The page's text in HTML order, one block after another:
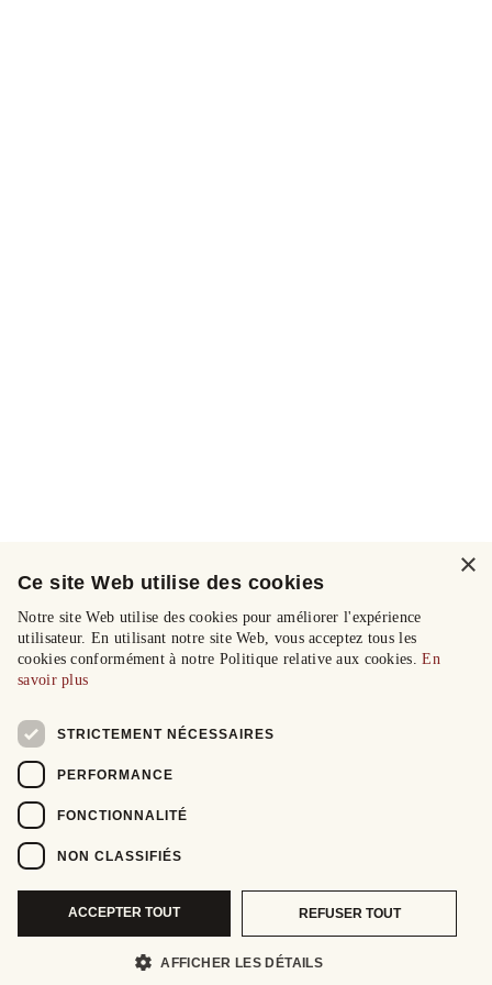
×
Ce site Web utilise des cookies
Notre site Web utilise des cookies pour améliorer l'expérience
utilisateur. En utilisant notre site Web, vous acceptez tous les
cookies conformément à notre Politique relative aux cookies.En
savoir plus
STRICTEMENT NÉCESSAIRES
PERFORMANCE
FONCTIONNALITÉ
NON CLASSIFIÉS
ACCEPTER TOUT REFUSER TOUT
AFFICHER LES DÉTAILS